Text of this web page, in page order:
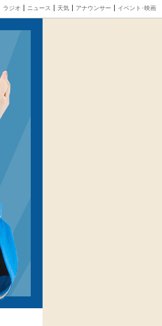
ラジオ ニュース 天気 アナウンサー イベント･映画